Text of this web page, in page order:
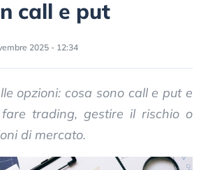
call e put
2025 - 12:34
opzioni: cosa sono call e put e
trading, gestire il rischio o
di mercato.